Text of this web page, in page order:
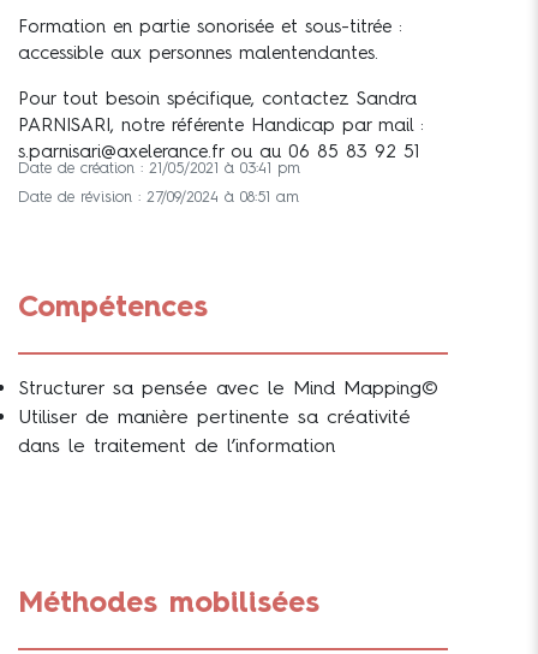
Formation en partie sonorisée et sous-titrée :
accessible aux personnes malentendantes.
Pour tout besoin spécifique, contactez Sandra
PARNISARI, notre référente Handicap par mail :
s.parnisari@axelerance.fr ou au 06 85 83 92 51
Compétences
Structurer sa pensée avec le Mind Mapping©
Utiliser de manière pertinente sa créativité
dans le traitement de l’information
Méthodes mobilisées
Date de création : 21/05/2021 à 03:41 pm
Date de révision : 27/09/2024 à 08:51 am